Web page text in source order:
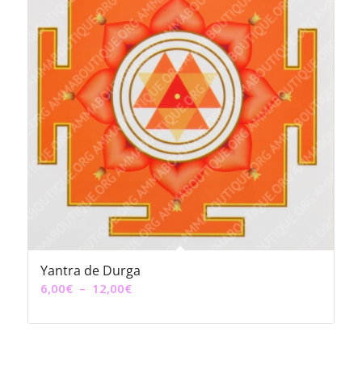
Yantra de Durga
6,00€ – 12,00€Plage
prix :